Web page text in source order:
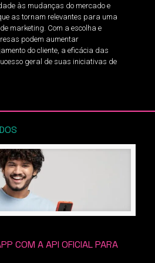
às mudanças do mercado e
as tornam relevantes para uma
marketing. Com a escolha e
podem aumentar
do cliente, a eficácia das
geral de suas iniciativas de
COM A API OFICIAL PARA